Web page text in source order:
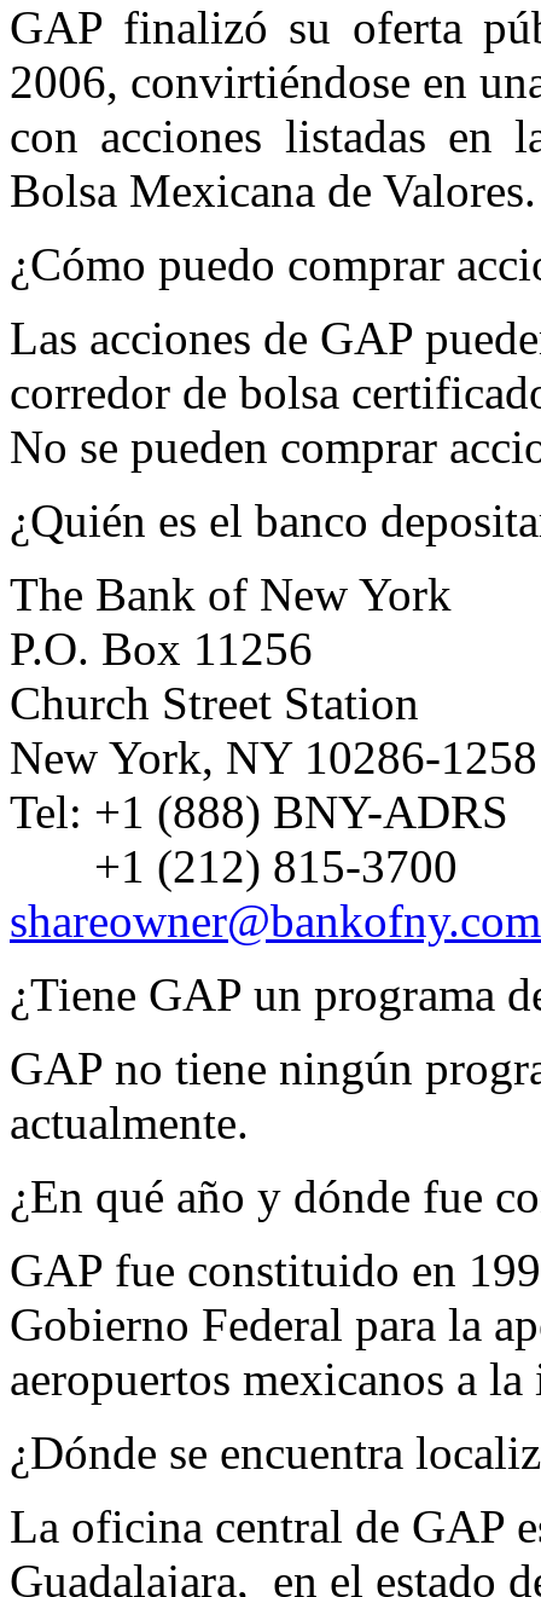
GAP finalizó su oferta
2006, convirtiéndose en
con acciones listadas
Bolsa Mexicana de Valores.
¿Cómo puedo comprar
Las acciones de GAP
corredor de bolsa
No se pueden comprar
¿Quién es el banco
The Bank of New York
P.O. Box 11256
Church Street Station
New York, NY 10286-1258
Tel: +1 (888) BNY-ADRS
+1 (212) 815-3700
shareowner@bankofny.com
¿Tiene GAP un programa
GAP no tiene ningún
actualmente.
¿En qué año y dónde fue
GAP fue constituido en
Gobierno Federal para la
aeropuertos mexicanos a
¿Dónde se encuentra
La oficina central de GAP
Guadalajara, en el estado